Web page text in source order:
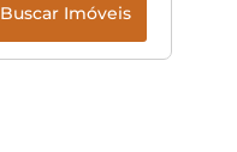
Buscar Imóveis